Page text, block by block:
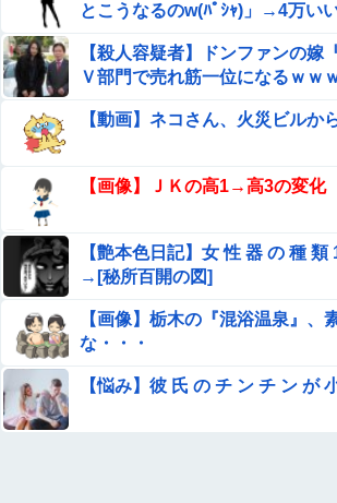
とこうなるのw(ﾊﾟｼｬ)」→4万い
【殺人容疑者】ドンファンの嫁
Ｖ部門で売れ筋一位になるｗｗ
【動画】ネコさん、火災ビルか
【画像】ＪＫの高1→高3の変化
【艶本色日記】女 性 器 の 種 類
→[秘所百開の図]
【画像】栃木の『混浴温泉』、
な・・・
【悩み】彼 氏 の チ ン チ ン が